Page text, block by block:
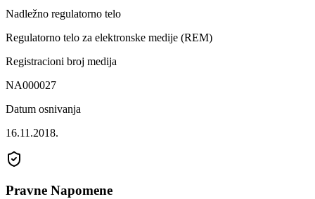
Nadležno regulatorno telo
Regulatorno telo za elektronske medije (REM)
Registracioni broj medija
NA000027
Datum osnivanja
16.11.2018.
Pravne Napomene